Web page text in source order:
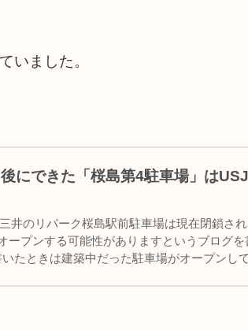
いました。
にできた「桜島第4駐車場」は
井のリパーク桜島駅前駐車場は現在閉鎖さ
ープンする可能性がありますというブログを
たときは建築中だった駐車場がオープンし